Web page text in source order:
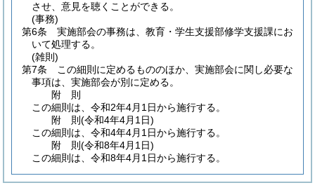
させ、意見を聴くことができる。
(事務)
第6条
実施部会の事務は、教育・学生支援部修学支援課にお
いて処理する。
(雑則)
第7条
この細則に定めるもののほか、実施部会に関し必要な
事項は、実施部会が別に定める。
附 則
この細則は、令和2年4月1日から施行する。
附 則(令和4年4月1日)
この細則は、令和4年4月1日から施行する。
附 則(令和8年4月1日)
この細則は、令和8年4月1日から施行する。